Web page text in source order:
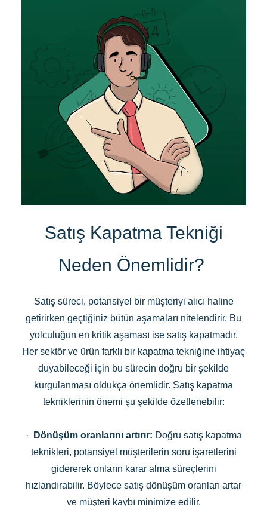
Satış Kapatma Tekniği
Neden Önemlidir?
Satış süreci, potansiyel bir müşteriyi alıcı haline
getirirken geçtiğiniz bütün aşamaları nitelendirir. Bu
yolculuğun en kritik aşaması ise satış kapatmadır.
Her sektör ve ürün farklı bir kapatma tekniğine ihtiyaç
duyabileceği için bu sürecin doğru bir şekilde
kurgulanması oldukça önemlidir. Satış kapatma
tekniklerinin önemi şu şekilde özetlenebilir:
· Dönüşüm oranlarını artırır: Doğru satış kapatma
teknikleri, potansiyel müşterilerin soru işaretlerini
gidererek onların karar alma süreçlerini
hızlandırabilir. Böylece satış dönüşüm oranları artar
ve müşteri kaybı minimize edilir.